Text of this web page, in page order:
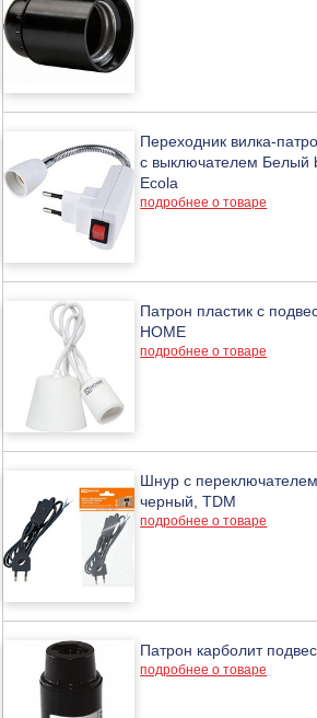
Переходник вилка-
c выключателем Белый
Ecola
подробнее о товаре
Патрон пластик с
HOME
подробнее о товаре
Шнур с
черный, TDM
подробнее о товаре
Патрон карболит
подробнее о товаре